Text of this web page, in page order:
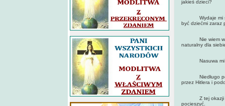
jakieś dzieci?
Wydaje mi się
być dziećmi zaraz
Nie wiem
naturalny dla
Nasuwa mi się
Niedługo po
przez Hitlera i
Z tej okazji
pocieszyć.